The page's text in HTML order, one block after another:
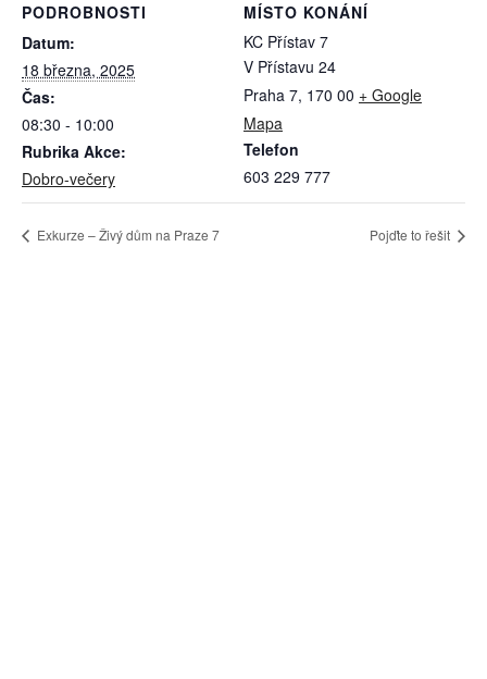
PODROBNOSTI
Datum:
18 března, 2025
Čas:
08:30 - 10:00
Rubrika Akce:
Dobro-večery
MÍSTO KONÁNÍ
KC Přístav 7
V Přístavu 24
Praha 7, 170 00 + Google
Mapa
Telefon
603 229 777
Exkurze – Živý dům na Praze 7 Pojďte to řešit